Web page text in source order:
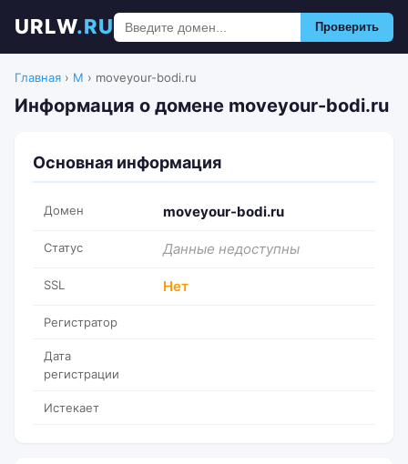
URLW.RU Проверить
Главная › M › moveyour-bodi.ru
Информация о домене moveyour-bodi.ru
Основная информация
Домен moveyour-bodi.ru
Статус Данные недоступны
SSL Нет
Регистратор
Дата
регистрации
Истекает